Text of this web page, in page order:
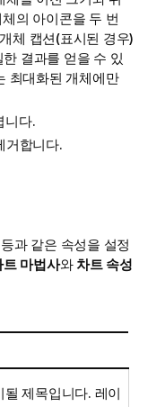
의 아이콘을 두 번
체 캡션(표시된 경우)
결과를 얻을 수 있
최대화된 개체에만
니다.
거합니다.
과 같은 속성을 설정
트 마법사와 차트 속성
제목입니다. 레이